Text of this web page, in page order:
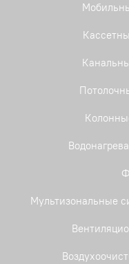
Мультизональные